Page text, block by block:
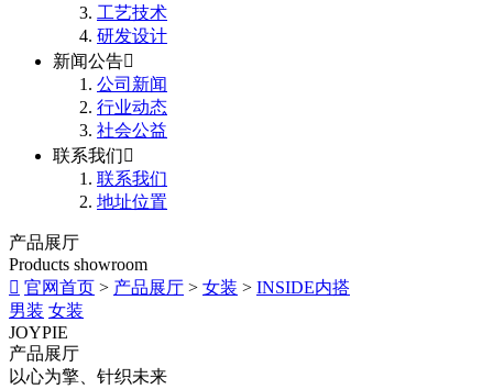
工艺技术
研发设计
新闻公告
公司新闻
行业动态
社会公益
联系我们
联系我们
地址位置
产品展厅
Products showroom
 官网首页 > 产品展厅 > 女装 > INSIDE内搭
男装 女装
JOYPIE
产品展厅
以心为擎、针织未来